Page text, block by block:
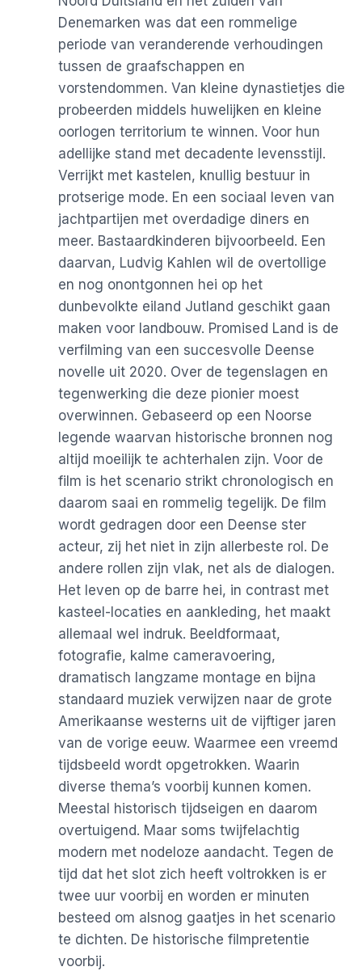
Denemarken was dat een rommelige
periode van veranderende verhoudingen
tussen de graafschappen en
vorstendommen. Van kleine dynastietjes die
probeerden middels huwelijken en kleine
oorlogen territorium te winnen. Voor hun
adellijke stand met decadente levensstijl.
Verrijkt met kastelen, knullig bestuur in
protserige mode. En een sociaal leven van
jachtpartijen met overdadige diners en
meer. Bastaardkinderen bijvoorbeeld. Een
daarvan, Ludvig Kahlen wil de overtollige
en nog onontgonnen hei op het
dunbevolkte eiland Jutland geschikt gaan
maken voor landbouw. Promised Land is de
verfilming van een succesvolle Deense
novelle uit 2020. Over de tegenslagen en
tegenwerking die deze pionier moest
overwinnen. Gebaseerd op een Noorse
legende waarvan historische bronnen nog
altijd moeilijk te achterhalen zijn. Voor de
film is het scenario strikt chronologisch en
daarom saai en rommelig tegelijk. De film
wordt gedragen door een Deense ster
acteur, zij het niet in zijn allerbeste rol. De
andere rollen zijn vlak, net als de dialogen.
Het leven op de barre hei, in contrast met
kasteel-locaties en aankleding, het maakt
allemaal wel indruk. Beeldformaat,
fotografie, kalme cameravoering,
dramatisch langzame montage en bijna
standaard muziek verwijzen naar de grote
Amerikaanse westerns uit de vijftiger jaren
van de vorige eeuw. Waarmee een vreemd
tijdsbeeld wordt opgetrokken. Waarin
diverse thema’s voorbij kunnen komen.
Meestal historisch tijdseigen en daarom
overtuigend. Maar soms twijfelachtig
modern met nodeloze aandacht. Tegen de
tijd dat het slot zich heeft voltrokken is er
twee uur voorbij en worden er minuten
besteed om alsnog gaatjes in het scenario
te dichten. De historische filmpretentie
voorbij.